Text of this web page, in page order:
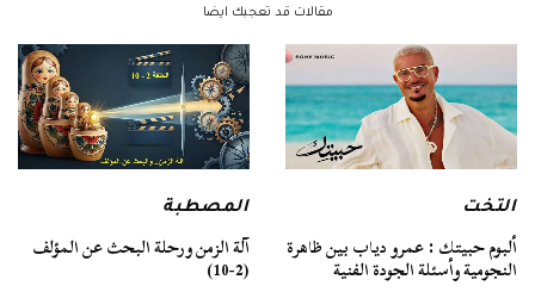
مقالات قد تعجبك ايضا
التخت
ألبوم حبيتك : عمرو دياب بين ظاهرة
النجومية وأسئلة الجودة الفنية
المصطبة
آلة الزمن ورحلة البحث عن المؤلف
(2-10)